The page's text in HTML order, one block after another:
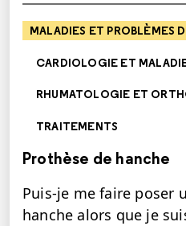
MALADIES ET PROBLÈMES
CARDIOLOGIE ET
RHUMATOLOGIE ET
TRAITEMENTS
Prothèse de hanche
Puis-je me faire poser
hanche alors que je